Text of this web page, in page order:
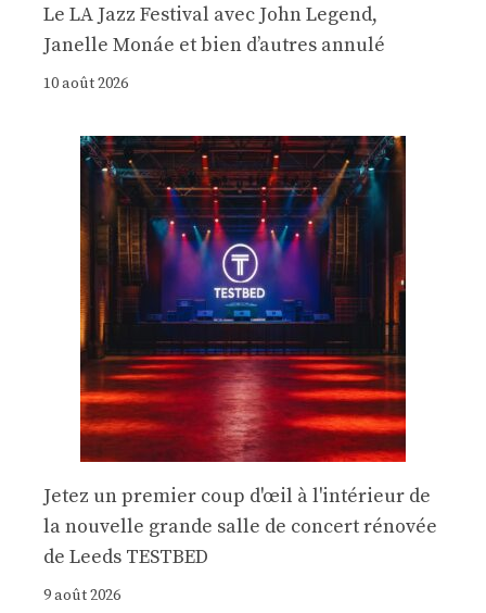
Le LA Jazz Festival avec John Legend,
Janelle Monáe et bien d’autres annulé
10 août 2026
Jetez un premier coup d'œil à l'intérieur de
la nouvelle grande salle de concert rénovée
de Leeds TESTBED
9 août 2026